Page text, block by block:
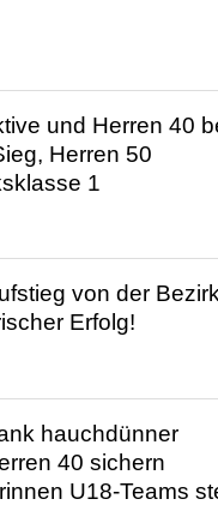
und Herren 40
Herren 50
1
von der
Erfolg!
hauchdünner
40 sichern
U18-Teams